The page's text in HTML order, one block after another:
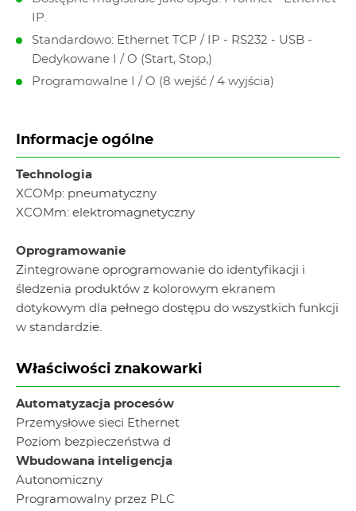
IP.
Standardowo: Ethernet TCP / IP - RS232 - USB -
Dedykowane I / O (Start, Stop,)
Programowalne I / O (8 wejść / 4 wyjścia)
Informacje ogólne
Technologia
XCOMp: pneumatyczny
XCOMm: elektromagnetyczny
Oprogramowanie
Zintegrowane oprogramowanie do identyfikacji i
śledzenia produktów z kolorowym ekranem
dotykowym dla pełnego dostępu do wszystkich funkcji
w standardzie.
Właściwości znakowarki
Automatyzacja procesów
Przemysłowe sieci Ethernet
Poziom bezpieczeństwa d
Wbudowana inteligencja
Autonomiczny
Programowalny przez PLC